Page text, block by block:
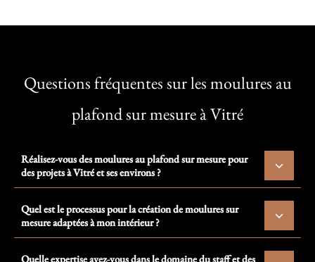
Questions fréquentes sur les moulures au
plafond sur mesure à Vitré
Réalisez-vous des moulures au plafond sur mesure pour
des projets à Vitré et ses environs ?
Quel est le processus pour la création de moulures sur
mesure adaptées à mon intérieur ?
Quelle expertise avez-vous dans le domaine du staff et des